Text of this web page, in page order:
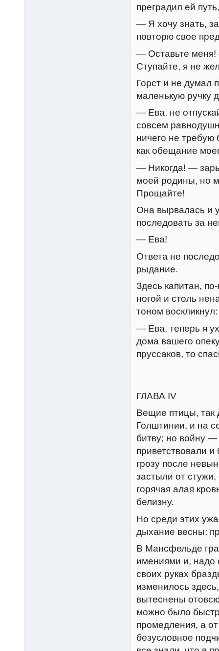
преградил ей
— Я хочу знать,
повторю свое
— Оставьте меня!
Ступайте, я не
Горст и не думал
маленькую ручку
— Ева, не
совсем
ничего не требую
как обещание
— Никогда! —
моей родины, но
Прощайте!
Она вырвалась и
последовать за
— Ева!
Ответа не
рыдание.
Здесь капитан,
ногой и столь
тоном воскликнул:
— Ева, теперь я
дома вашего
пруссаков, то
ГЛАВА IV
Вещие птицы, так
Голштинии, и на
битву; но войну
приветствовали
грозу после
застыли от
горячая алая
белизну.
Но среди этих
дыхание весны:
В Мансфельде
имениями и, надо
своих руках
изменилось
вытеснены
можно было
промедления, а
безусловное